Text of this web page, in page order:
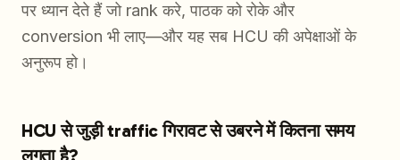
पर ध्यान देते हैं जो rank करे, पाठक को रोके और
conversion भी लाए—और यह सब HCU की अपेक्षाओं के
अनुरूप हो।
HCU से जुड़ी traffic गिरावट से उबरने में कितना समय